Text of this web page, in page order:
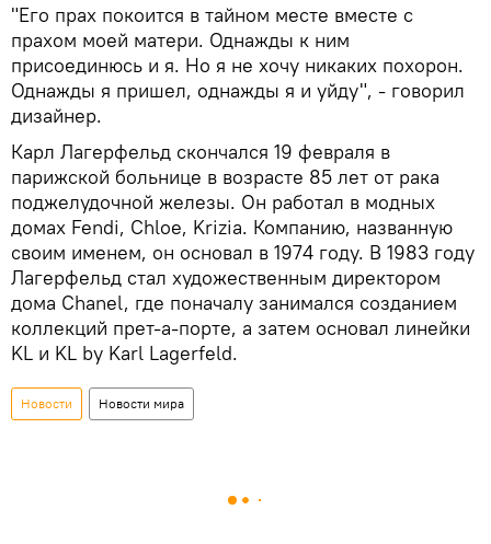
"Его прах покоится в тайном месте вместе с
прахом моей матери. Однажды к ним
присоединюсь и я. Но я не хочу никаких похорон.
Однажды я пришел, однажды я и уйду", - говорил
дизайнер.
Карл Лагерфельд скончался 19 февраля в
парижской больнице в возрасте 85 лет от рака
поджелудочной железы. Он работал в модных
домах Fendi, Chloe, Krizia. Компанию, названную
своим именем, он основал в 1974 году. В 1983 году
Лагерфельд стал художественным директором
дома Chanel, где поначалу занимался созданием
коллекций прет-а-порте, а затем основал линейки
KL и KL by Karl Lagerfeld.
Новости Новости мира